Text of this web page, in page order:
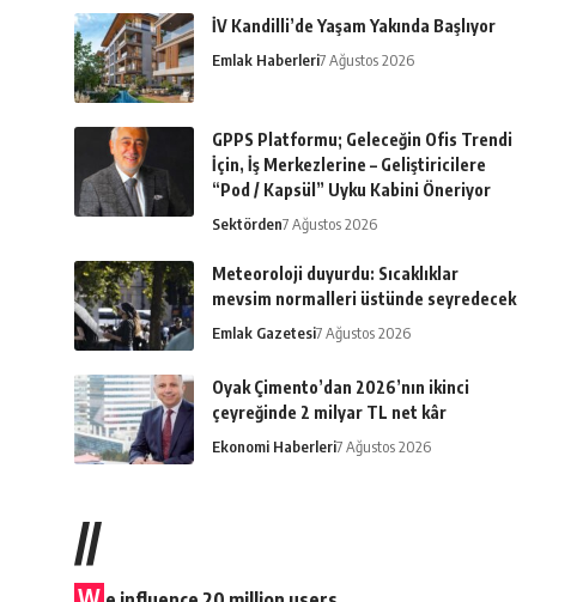
İV Kandilli’de Yaşam Yakında Başlıyor
Emlak Haberleri7 Ağustos 2026
GPPS Platformu; Geleceğin Ofis Trendi
İçin, İş Merkezlerine – Geliştiricilere
“Pod / Kapsül” Uyku Kabini Öneriyor
Sektörden7 Ağustos 2026
Meteoroloji duyurdu: Sıcaklıklar
mevsim normalleri üstünde seyredecek
Emlak Gazetesi7 Ağustos 2026
Oyak Çimento’dan 2026’nın ikinci
çeyreğinde 2 milyar TL net kâr
Ekonomi Haberleri7 Ağustos 2026
//